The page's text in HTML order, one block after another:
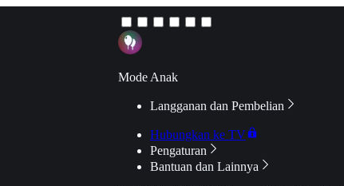
Mode Anak
Langganan dan Pembelian
Hubungkan ke TV
Pengaturan
Bantuan dan Lainnya